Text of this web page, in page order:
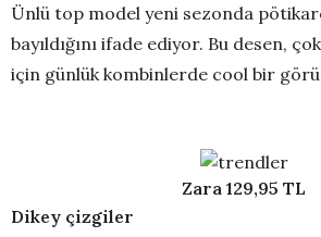
Ünlü top model yeni sezonda
bayıldığını ifade ediyor. Bu desen,
için günlük kombinlerde cool bir
Zara 129,95 TL
Dikey çizgiler